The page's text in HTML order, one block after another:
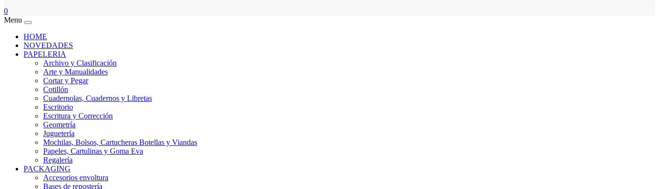
0
Menu
HOME
NOVEDADES
PAPELERIA
Archivo y Clasificación
Arte y Manualidades
Cortar y Pegar
Cotillón
Cuadernolas, Cuadernos y Libretas
Escritorio
Escritura y Corrección
Geometría
Juguetería
Mochilas, Bolsos, Cartucheras Botellas y Viandas
Papeles, Cartulinas y Goma Eva
Regalería
PACKAGING
Accesorios envoltura
Bases de repostería